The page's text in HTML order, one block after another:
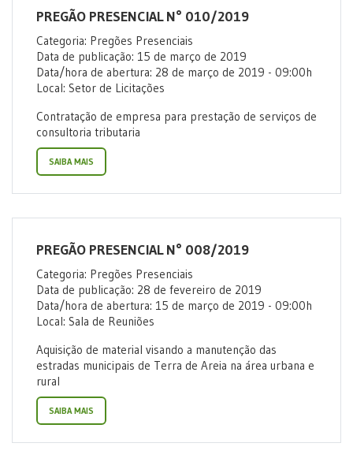
PREGÃO PRESENCIAL N° 010/2019
Categoria: Pregões Presenciais
Data de publicação: 15 de março de 2019
Data/hora de abertura: 28 de março de 2019 - 09:00h
Local: Setor de Licitações
Contratação de empresa para prestação de serviços de
consultoria tributaria
SAIBA MAIS
PREGÃO PRESENCIAL N° 008/2019
Categoria: Pregões Presenciais
Data de publicação: 28 de fevereiro de 2019
Data/hora de abertura: 15 de março de 2019 - 09:00h
Local: Sala de Reuniões
Aquisição de material visando a manutenção das
estradas municipais de Terra de Areia na área urbana e
rural
SAIBA MAIS